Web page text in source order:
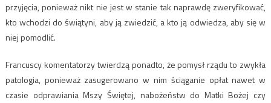
przyjęcia, ponieważ nikt nie jest w stanie tak naprawdę zweryfikować,
kto wchodzi do świątyni, aby ją zwiedzić, a kto ją odwiedza, aby się w
niej pomodlić.
Francuscy komentatorzy twierdzą ponadto, że pomysł rządu to zwykła
patologia, ponieważ zasugerowano w nim ściąganie opłat nawet w
czasie odprawiania Mszy Świętej, nabożeństw do Matki Bożej czy